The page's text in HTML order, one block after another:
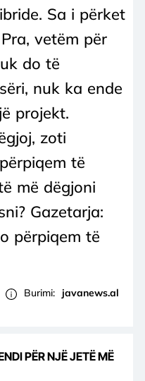
Sa i përket
vetëm për
do të
nuk ka ende
projekt.
zoti
të
më dëgjoni
Gazetarja:
përpiqem të
Burimi: javanews.al
PËR NJË JETË MË